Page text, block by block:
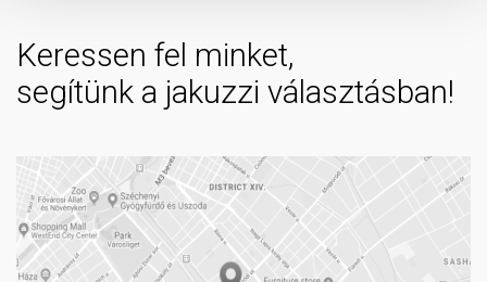
Keressen fel minket,
segítünk a jakuzzi választásban!